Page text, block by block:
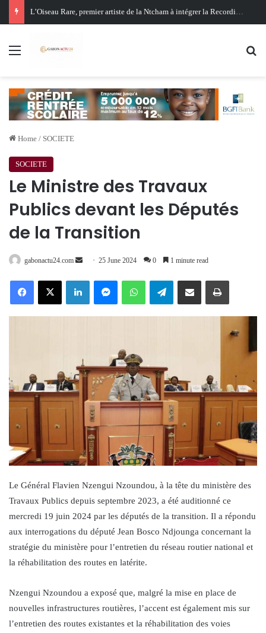
Oligui Nguema au Ghana : Libreville mise sur Accra pour renforcer sa stratégie diplomatique et économique
Menu
Home / SOCIETE
SOCIETE
Le Ministre des Travaux
Publics devant les Députés
de la Transition
gabonactu24.com
Send 25 June 2024 0 1 minute read
FacebookX LinkedInMessengerWhatsAppTelegramShare via Email Print
Le Général Flavien Nzengui Nzoundou, à la tête du ministère des
Travaux Publics depuis septembre 2023, a été auditionné ce
mercredi 19 juin 2024 par les députés de la transition. Il a répondu
aux interrogations du député Jean Bosco Ndjounga concernant la
stratégie du ministère pour l’entretien du réseau routier national et
la réhabilitation des routes en latérite.
Nzengui Nzoundou a exposé que, malgré la mise en place de
nouvelles infrastructures routières, l’accent est également mis sur
l’entretien des routes existantes et la réhabilitation des voies